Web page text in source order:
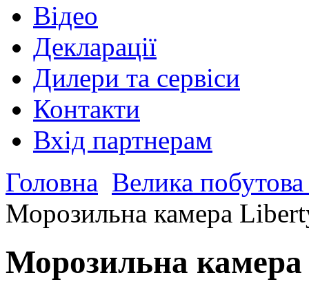
Відео
Декларації
Дилери та сервіси
Контакти
Вхід партнерам
Головна Велика побутова
Морозильна камера
Морозильна